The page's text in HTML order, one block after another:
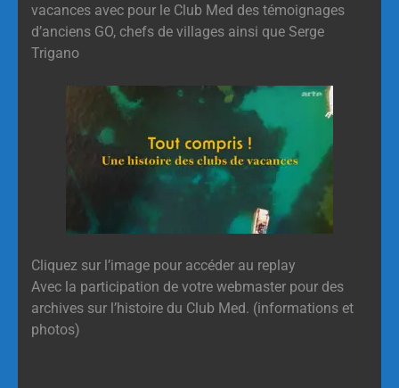
vacances avec pour le Club Med des témoignages
d’anciens GO, chefs de villages ainsi que Serge
Trigano
Cliquez sur l’image pour accéder au replay
Avec la participation de votre webmaster pour des
archives sur l’histoire du Club Med. (informations et
photos)